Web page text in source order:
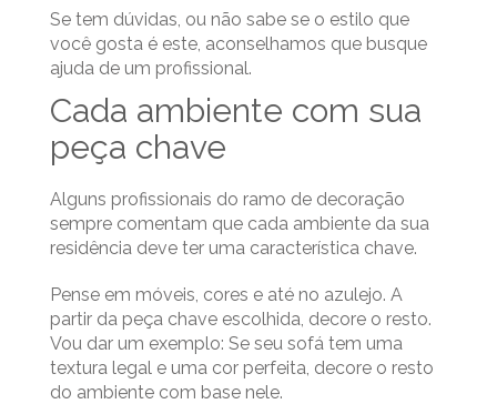
Se tem dúvidas, ou não sabe se o estilo que
você gosta é este, aconselhamos que busque
ajuda de um profissional.
Cada ambiente com sua
peça chave
Alguns profissionais do ramo de decoração
sempre comentam que cada ambiente da sua
residência deve ter uma característica chave.
Pense em móveis, cores e até no azulejo. A
partir da peça chave escolhida, decore o resto.
Vou dar um exemplo: Se seu sofá tem uma
textura legal e uma cor perfeita, decore o resto
do ambiente com base nele.